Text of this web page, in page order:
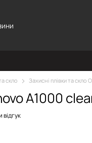
скло Захисні плівки та скло
A1000